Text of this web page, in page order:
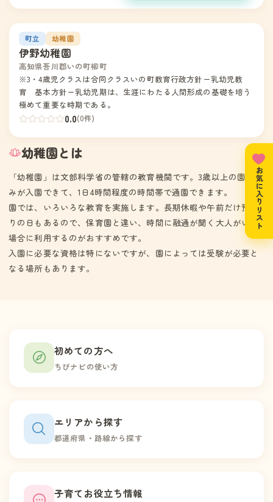
1町立 幼稚園
伊野幼稚園
高知県吾川郡いの町柳町
※3・4歳児クラスは合同クラスいの町教育行政方針ー乳幼児教
育 基本方針ー乳幼児期は、生涯にわたる人間形成の基礎を培う
極めて重要な時期である。
0.0(0件)
幼稚園とは
「幼稚園」は文部科学省の管轄の教育機関です。3歳以上の園児の
みが入園できて、1日4時間程度の時間帯で通園できます。
園では、いろいろな教育を実施します。長期休暇や午前だけ預か
りの日もあるので、保育園と違い、時間に融通が聞く大人がいる
場合に利用するのがおすすめです。
入園に必要な資格は特にないですが、園によっては受験が必要と
なる場所もあります。
初めての方へ
ちびナビの使い方
エリアから探す
都道府県・路線から探す
子育てお役立ち情報
お気に入りリスト